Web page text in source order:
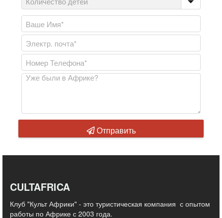
Отправить
CULTAFRICA
Клуб "Культ Африки" - это туристическая компания с опытом
работы по Африке с 2003 года.